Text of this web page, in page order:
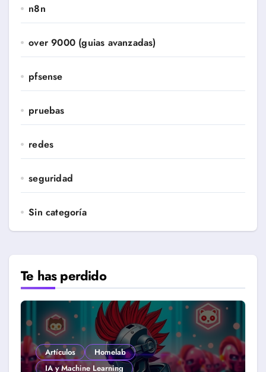
n8n
over 9000 (guias avanzadas)
pfsense
pruebas
redes
seguridad
Sin categoría
Te has perdido
Artículos
Homelab
IA y Machine Learning